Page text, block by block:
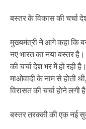
बस्तर के विकास की चर्चा
मुख्यमंत्री ने आगे कहा कि
नए भारत का नया बस्तर
की चर्चा देश भर में हो रही
माओवादी के नाम से होती
विरासत की चर्चा होने लगी
बस्तर तरक्की की एक नई